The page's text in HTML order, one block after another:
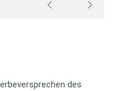
des